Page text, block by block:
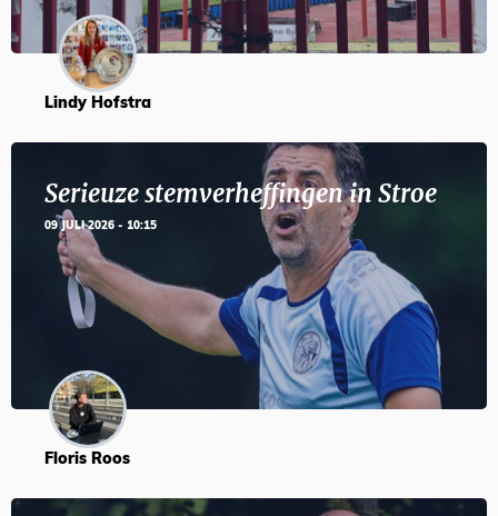
Lindy Hofstra
Serieuze stemverheffingen in Stroe
09 JULI 2026 - 10:15
Floris Roos